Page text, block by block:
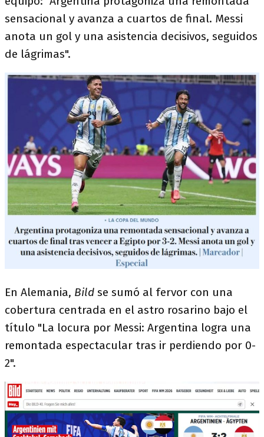
sensacional y avanza a cuartos de final. Messi
anota un gol y una asistencia decisivos, seguidos
de lágrimas".
En Alemania, Bild se sumó al fervor con una
cobertura centrada en el astro rosarino bajo el
título "La locura por Messi: Argentina logra una
remontada espectacular tras ir perdiendo por 0-
2".